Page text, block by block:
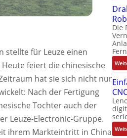
stellte für Leuze einen
feiert die chinesische
hat sie sich nicht nur
Nach der Fertigung
Tochter auch der
Leuze-Electronic-Gruppe.
ihrem Markteintritt in China
Die